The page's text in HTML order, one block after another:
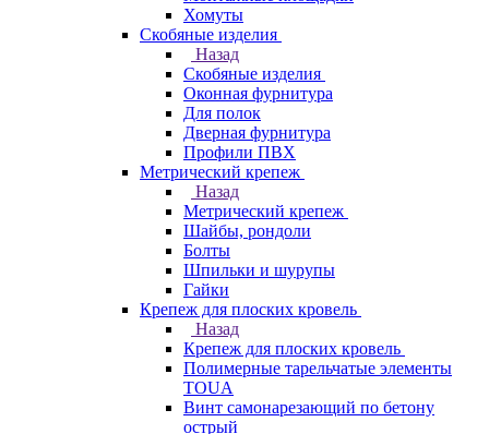
Хомуты
Скобяные изделия
Назад
Скобяные изделия
Оконная фурнитура
Для полок
Дверная фурнитура
Профили ПВХ
Метрический крепеж
Назад
Метрический крепеж
Шайбы, рондоли
Болты
Шпильки и шурупы
Гайки
Крепеж для плоских кровель
Назад
Крепеж для плоских кровель
Полимерные тарельчатые элементы
TOUA
Винт самонарезающий по бетону
острый